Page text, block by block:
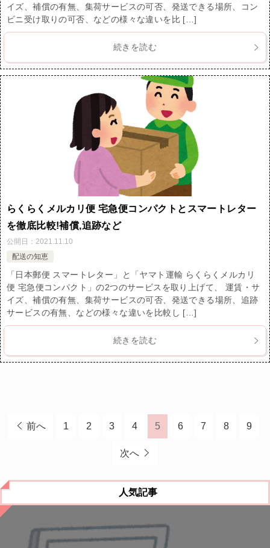
イズ、補償の有無、集荷サービスの可否、発送できる場所、コン
ビニ受け取りの可否、などの様々な違いを比 […]
続きを読む
らくらくメルカリ便 宅急便コンパクトとスマートレター
を徹底比較!補償,追跡など
公開日： 2021.11.10
配送の知恵
「日本郵便 スマートレター」と「ヤマト運輸 らくらくメルカリ
便 宅急便コンパクト」の2つのサービスを取り上げて、 運賃・サ
イズ、補償の有無、集荷サービスの可否、発送できる場所、追跡
サービスの有無、などの様々な違いを比較し […]
続きを読む
前へ 1 2 3 4 5 6 7 8 9
次へ
人気記事